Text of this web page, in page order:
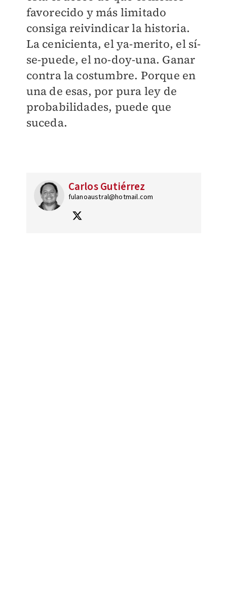
favorecido y más limitado
consiga reivindicar la historia.
La cenicienta, el ya-merito, el sí-
se-puede, el no-doy-una. Ganar
contra la costumbre. Porque en
una de esas, por pura ley de
probabilidades, puede que
suceda.
Carlos Gutiérrez
fulanoaustral@hotmail.com